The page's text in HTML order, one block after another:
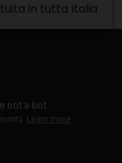
in tutta Italia